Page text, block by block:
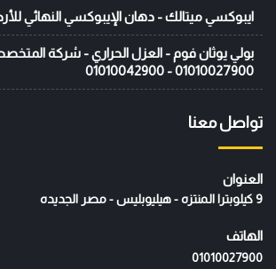
ايبوكسي ميتالك - دهان الإيبوكسي النهائي
بولي يوثان فوم - العزل الحراري - شركة
01010027900 - 01010042900
تواصل معنا
العنوان
9 كيلوبترا المنتزه - هيليوبليس - مصر الجديده
الهاتف
01010027900